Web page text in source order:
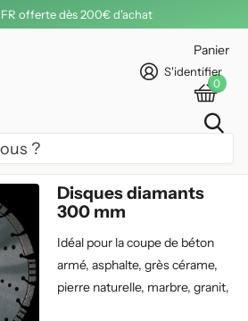
offerte dès 200€ d'achat
S'identifier
Panier
0
Disques diamants
300 mm
Idéal pour la coupe de béton
armé, asphalte, grès cérame,
pierre naturelle, marbre, granit,